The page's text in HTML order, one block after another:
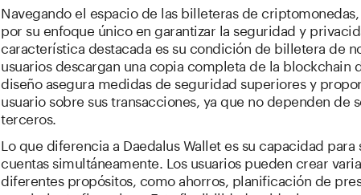
Navegando el espacio de las billeteras de
por su enfoque único en garantizar la seguridad y
característica destacada es su condición de billetera de
usuarios descargan una copia completa de la blockchain
diseño asegura medidas de seguridad superiores y
usuario sobre sus transacciones, ya que no dependen de
terceros.
Lo que diferencia a Daedalus Wallet es su capacidad
cuentas simultáneamente. Los usuarios pueden crear
diferentes propósitos, como ahorros, planificación de